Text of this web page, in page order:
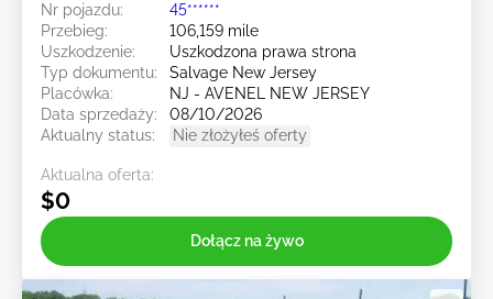
Nr pojazdu:
45******
Przebieg:
106,159 mile
Uszkodzenie:
Uszkodzona prawa strona
Typ dokumentu:
Salvage New Jersey
Placówka:
NJ - AVENEL NEW JERSEY
Data sprzedaży:
08/10/2026
Aktualny status:
Nie złożyłeś oferty
Aktualna oferta:
$0
Dołącz na żywo